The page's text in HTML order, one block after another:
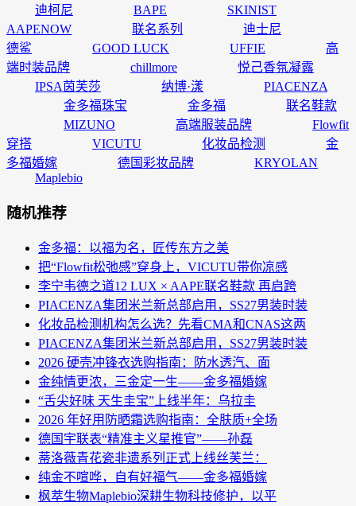
迪柯尼
BAPE
SKINIST
AAPENOW
联名系列
迪士尼
德鲨
GOOD LUCK UFFIE
高
端时装品牌
chillmore
悦己香氛凝露
IPSA茵芙莎
纳博·漾
PIACENZA
金多福珠宝
金多福
联名鞋款
MIZUNO
高端服装品牌
Flowfit
穿搭
VICUTU 化妆品检测
金
多福婚嫁
德国彩妆品牌
KRYOLAN
Maplebio
随机推荐
金多福：以福为名，匠传东方之美
把“Flowfit松弛感”穿身上，VICUTU带你凉感
李宁韦德之道12 LUX × AAPE联名鞋款 再启跨
PIACENZA集团米兰新总部启用，SS27男装时装
化妆品检测机构怎么选？先看CMA和CNAS这两
PIACENZA集团米兰新总部启用，SS27男装时装
2026 硬壳冲锋衣选购指南：防水透汽、面
金纯情更浓，三金定一生——金多福婚嫁
“舌尖好味 天生圭宝”上线半年：乌拉圭
2026 年好用防晒霜选购指南：全肤质+全场
德国宇联表“精准主义星推官”——孙磊
蒂洛薇青花瓷非遗系列正式上线丝芙兰：
纯金不喧哗，自有好福气——金多福婚嫁
枫萃生物Maplebio深耕生物科技修护，以平